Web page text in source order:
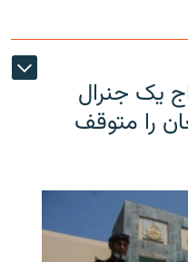
یک جنرال
را متوقف